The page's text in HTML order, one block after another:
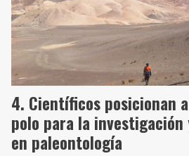
Científicos posicionan
polo para la
en paleontología